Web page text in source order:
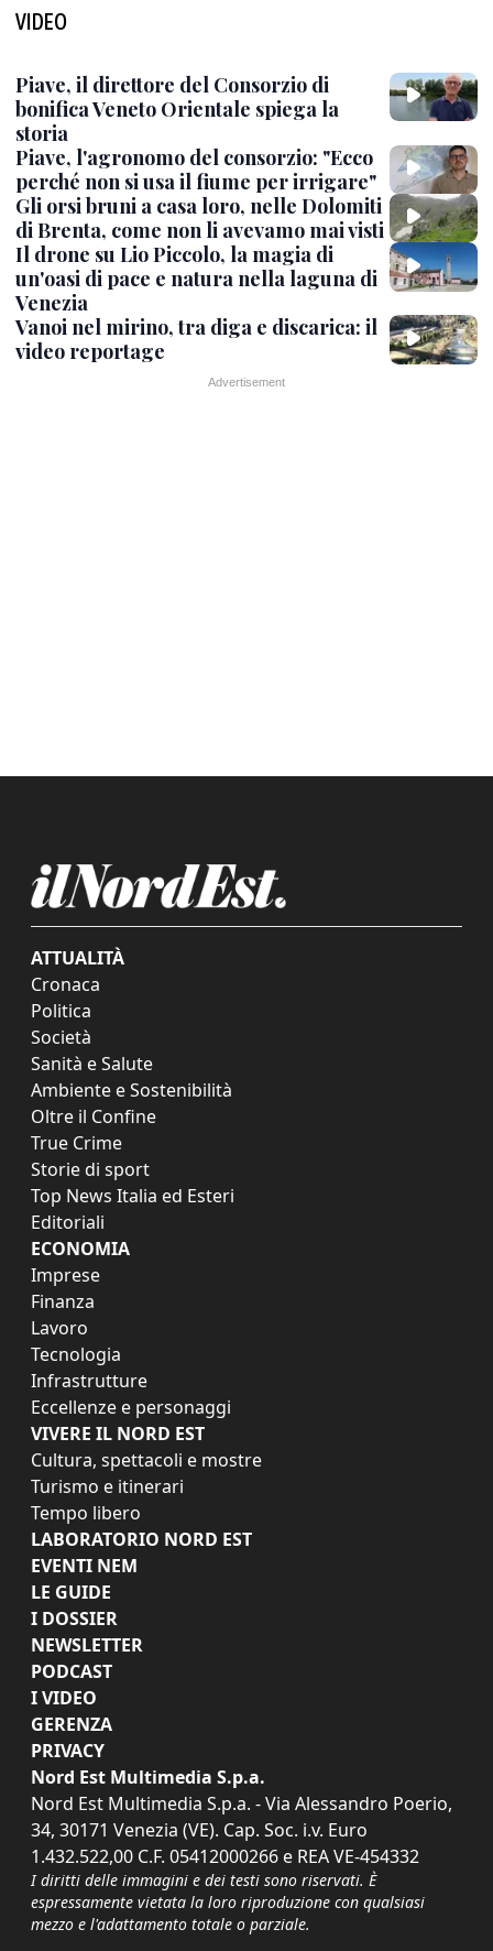
VIDEO
Piave, il direttore del Consorzio di
bonifica Veneto Orientale spiega la
storia
Piave, l'agronomo del consorzio: "Ecco
perché non si usa il fiume per irrigare"
Gli orsi bruni a casa loro, nelle Dolomiti
di Brenta, come non li avevamo mai visti
Il drone su Lio Piccolo, la magia di
un'oasi di pace e natura nella laguna di
Venezia
Vanoi nel mirino, tra diga e discarica: il
video reportage
ATTUALITÀ
Cronaca
Politica
Società
Sanità e Salute
Ambiente e Sostenibilità
Oltre il Confine
True Crime
Storie di sport
Top News Italia ed Esteri
Editoriali
ECONOMIA
Imprese
Finanza
Lavoro
Tecnologia
Infrastrutture
Eccellenze e personaggi
VIVERE IL NORD EST
Cultura, spettacoli e mostre
Turismo e itinerari
Tempo libero
LABORATORIO NORD EST
EVENTI NEM
LE GUIDE
I DOSSIER
NEWSLETTER
PODCAST
I VIDEO
GERENZA
PRIVACY
Nord Est Multimedia S.p.a.
Nord Est Multimedia S.p.a. - Via Alessandro Poerio,
34, 30171 Venezia (VE). Cap. Soc. i.v. Euro
1.432.522,00 C.F. 05412000266 e REA VE-454332
I diritti delle immagini e dei testi sono riservati. È
espressamente vietata la loro riproduzione con qualsiasi
mezzo e l'adattamento totale o parziale.